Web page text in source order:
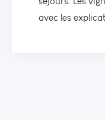
avec les